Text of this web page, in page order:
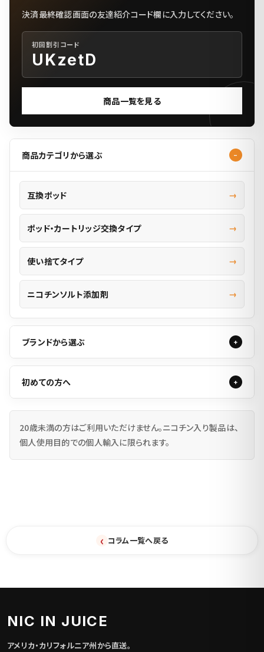
決済最終確認画面の友達紹介コード欄に入力してください。
初回割引コード
UKzetD
商品一覧を見る
商品カテゴリから選ぶ
互換ポッド
ポッド・カートリッジ交換タイプ
使い捨てタイプ
ニコチンソルト添加剤
ブランドから選ぶ
初めての方へ
20歳未満の方はご利用いただけません。ニコチン入り製品は、
個人使用目的での個人輸入に限られます。
‹ コラム一覧へ戻る
NIC IN JUICE
アメリカ・カリフォルニア州から直送。